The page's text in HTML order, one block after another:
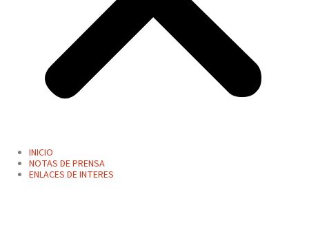
INICIO
NOTAS DE PRENSA
ENLACES DE INTERES